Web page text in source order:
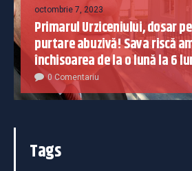
octombrie 7, 2023
Primarul Urziceniului, dosar
purtare abuzivă! Sava riscă
închisoarea de la o lună la 6
0 Comentariu
Tags